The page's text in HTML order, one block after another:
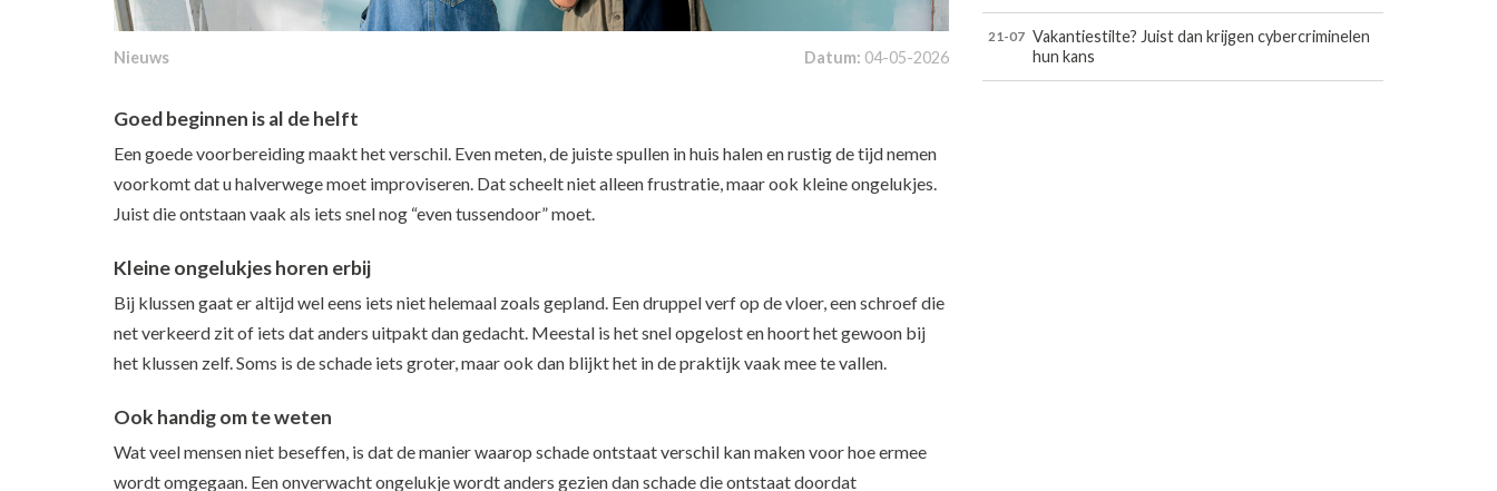
Nieuws Datum: 04-05-2026
Goed beginnen is al de helft
Een goede voorbereiding maakt het verschil. Even meten, de juiste spullen in huis halen en rustig de tijd nemen
voorkomt dat u halverwege moet improviseren. Dat scheelt niet alleen frustratie, maar ook kleine ongelukjes.
Juist die ontstaan vaak als iets snel nog “even tussendoor” moet.
Kleine ongelukjes horen erbij
Bij klussen gaat er altijd wel eens iets niet helemaal zoals gepland. Een druppel verf op de vloer, een schroef die
net verkeerd zit of iets dat anders uitpakt dan gedacht. Meestal is het snel opgelost en hoort het gewoon bij
het klussen zelf. Soms is de schade iets groter, maar ook dan blijkt het in de praktijk vaak mee te vallen.
Ook handig om te weten
Wat veel mensen niet beseffen, is dat de manier waarop schade ontstaat verschil kan maken voor hoe ermee
wordt omgegaan. Een onverwacht ongelukje wordt anders gezien dan schade die ontstaat doordat
21-07 Vakantiestilte? Juist dan krijgen cybercriminelen
hun kans